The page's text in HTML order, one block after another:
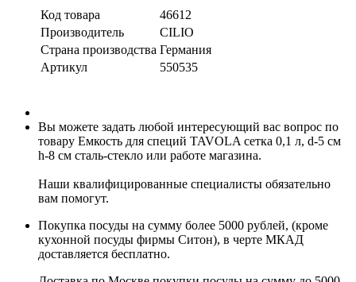
Код товара
46612
Производитель
CILIO
Страна производства Германия
Артикул
550535
Вы можете задать любой интересующий вас вопрос по
товару Емкость для специй TAVOLA сетка 0,1 л, d-5 см
h-8 см сталь-стекло или работе магазина.
Наши квалифицированные специалисты обязательно
вам помогут.
Покупка посуды на сумму более 5000 рублей, (кроме
кухонной посуды фирмы Ситон), в черте МКАД
доставляется бесплатно.